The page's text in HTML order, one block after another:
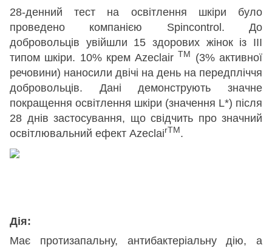
28-денний тест на освітлення шкіри було
проведено компанією Spincontrol. До
добровольців увійшли 15 здорових жінок із III
типом шкіри. 10% крем Azeclair TM
(3% активної
речовини) наносили двічі на день на передпліччя
добровольців. Дані демонструють значне
покращення освітлення шкіри (значення L*) після
28 днів застосування, що свідчить про значний
освітлювальний ефект AzeclairTM .
Дія:
Має протизапальну, антибактеріальну дію, а